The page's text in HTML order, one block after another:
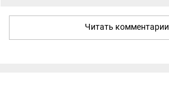
Читать комментарии